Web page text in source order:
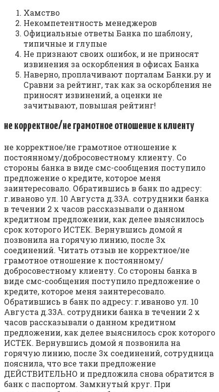
Хамство
Некомпетентность менеджеров
Официальные ответы Банка по шаблону,
типичные и глупые
Не признают своих ошибок, и не приносят
извинения за оскорбления в офисах Банка
Наверно, проплачивают порталам Банки.ру и
Сравни за рейтинг, так как за оскорбления не
приносят извинений, а оценки не
зачитывают, повышая рейтинг!
не корректное/не грамотное отношение к клиенту
не корректное/не грамотное отношение к
постоянному/добросовестному клиенту. Со
стороны банка в виде смс-сообщения поступило
предложение о кредите, которое меня
заинтересовало. Обратившись в банк по адресу:
г.иваново ул. 10 Августа д.33А. сотрудники банка
в течении 2 х часов рассказывали о данном
кредитном предложении, как делее выяснилось
срок которого ИСТЕК. Вернувшись домой я
позвонила на горячую линию, после 3х
соединений. Читать отзыв не корректное/не
грамотное отношение к постоянному/
добросовестному клиенту. Со стороны банка в
виде смс-сообщения поступило предложение о
кредите, которое меня заинтересовало.
Обратившись в банк по адресу: г.иваново ул. 10
Августа д.33А. сотрудники банка в течении 2 х
часов рассказывали о данном кредитном
предложении, как делее выяснилось срок которого
ИСТЕК. Вернувшись домой я позвонила на
горячую линию, после 3х соединений, сотрудница
пояснила, что все таки предложение
ДЕЙСТВИТЕЛЬНО и предложила снова обратится в
банк с паспортом. Замкнутый круг. При